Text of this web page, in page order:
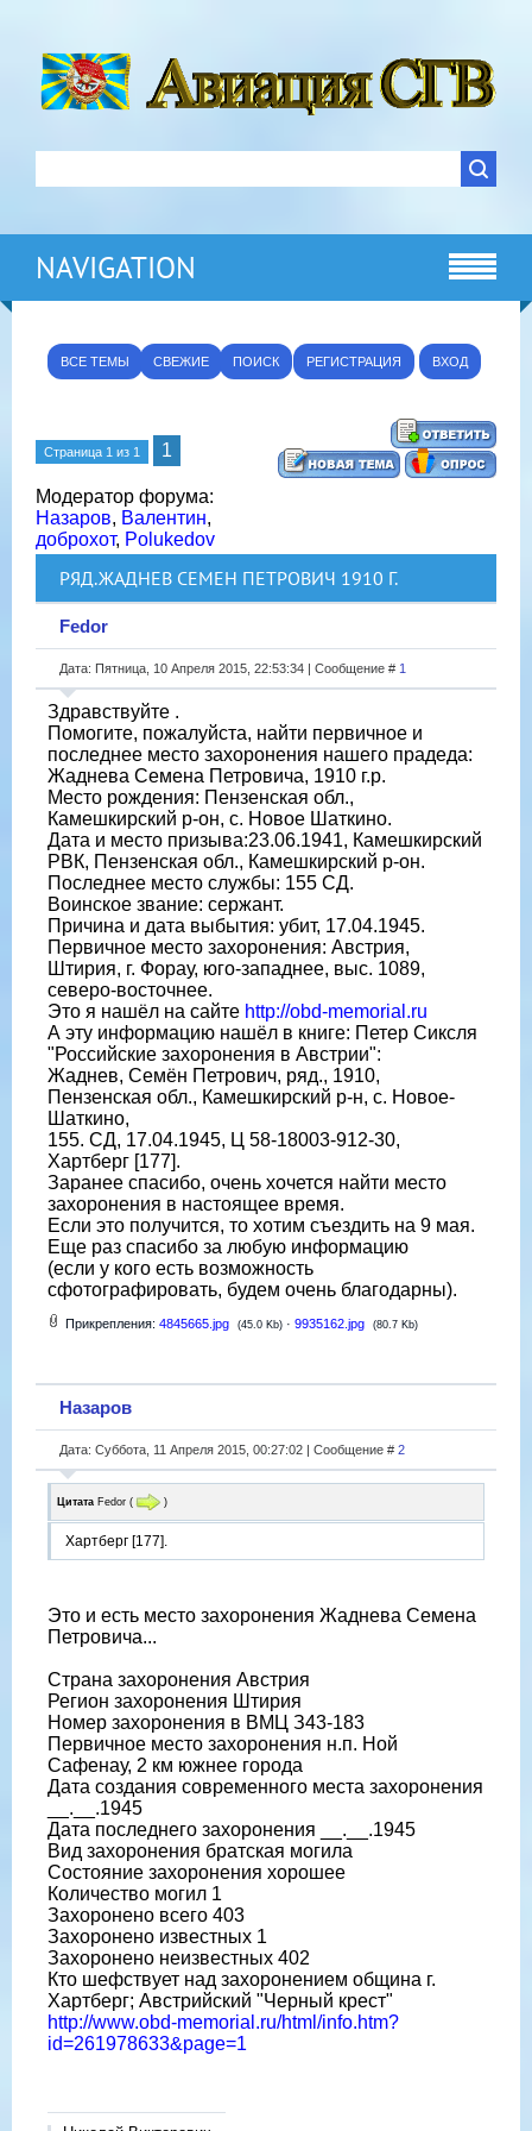
NAVIGATION
ВСЕ ТЕМЫ СВЕЖИЕ ПОИСК РЕГИСТРАЦИЯ ВХОД
Страница 1 из 1 1
Модератор форума:
Назаров, Валентин,
доброхот, Polukedov
РЯД.ЖАДНЕВ СЕМЕН ПЕТРОВИЧ 1910 Г.
Fedor
Дата: Пятница, 10 Апреля 2015, 22:53:34 | Сообщение # 1
Здравствуйте .
Помогите, пожалуйста, найти первичное и
последнее место захоронения нашего прадеда:
Жаднева Семена Петровича, 1910 г.р.
Место рождения: Пензенская обл.,
Камешкирский р-он, с. Новое Шаткино.
Дата и место призыва:23.06.1941, Камешкирский
РВК, Пензенская обл., Камешкирский р-он.
Последнее место службы: 155 СД.
Воинское звание: сержант.
Причина и дата выбытия: убит, 17.04.1945.
Первичное место захоронения: Австрия,
Штирия, г. Форау, юго-западнее, выс. 1089,
северо-восточнее.
Это я нашёл на сайте http://obd-memorial.ru
А эту информацию нашёл в книге: Петер Сиксля
"Российские захоронения в Австрии":
Жаднев, Семён Петрович, ряд., 1910,
Пензенская обл., Камешкирский р-н, с. Новое-
Шаткино,
155. СД, 17.04.1945, Ц 58-18003-912-30,
Хартберг [177].
Заранее спасибо, очень хочется найти место
захоронения в настоящее время.
Если это получится, то хотим съездить на 9 мая.
Еще раз спасибо за любую информацию
(если у кого есть возможность
сфотографировать, будем очень благодарны).
Прикрепления: 4845665.jpg (45.0 Kb) · 9935162.jpg (80.7 Kb)
Назаров
Дата: Суббота, 11 Апреля 2015, 00:27:02 | Сообщение # 2
Цитата Fedor ( )
Хартберг [177].
Это и есть место захоронения Жаднева Семена
Петровича...
Страна захоронения Австрия
Регион захоронения Штирия
Номер захоронения в ВМЦ З43-183
Первичное место захоронения н.п. Ной
Сафенау, 2 км южнее города
Дата создания современного места захоронения
__.__.1945
Дата последнего захоронения __.__.1945
Вид захоронения братская могила
Состояние захоронения хорошее
Количество могил 1
Захоронено всего 403
Захоронено известных 1
Захоронено неизвестных 402
Кто шефствует над захоронением община г.
Хартберг; Австрийский "Черный крест"
http://www.obd-memorial.ru/html/info.htm?
id=261978633&page=1